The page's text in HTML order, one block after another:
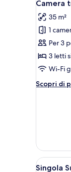
tutte
le
foto
per
Camera
tripla
Camera
35 m²
1
Per 3
3 letti
Wi-Fi
Scopri di
Altri
Apri
5
Singola